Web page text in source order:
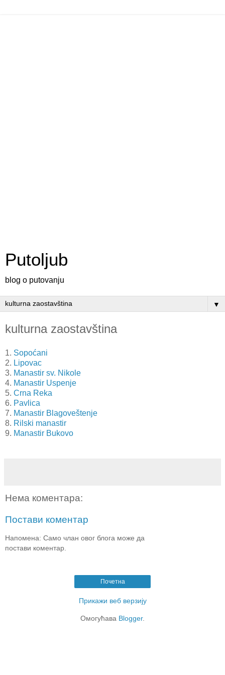
Putoljub
blog o putovanju
▼
kulturna zaostavština
1. Sopoćani
2. Lipovac
3. Manastir sv. Nikole
4. Manastir Uspenje
5. Crna Reka
6. Pavlica
7. Manastir Blagoveštenje
8. Rilski manastir
9. Manastir Bukovo
Нема коментара:
Постави коментар
Напомена: Само члан овог блога може да
постави коментар.
Почетна
Прикажи веб верзију
Омогућава Blogger.